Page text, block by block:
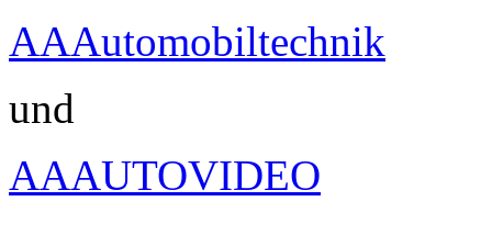
AAAutomobiltechnik
und
AAAUTOVIDEO